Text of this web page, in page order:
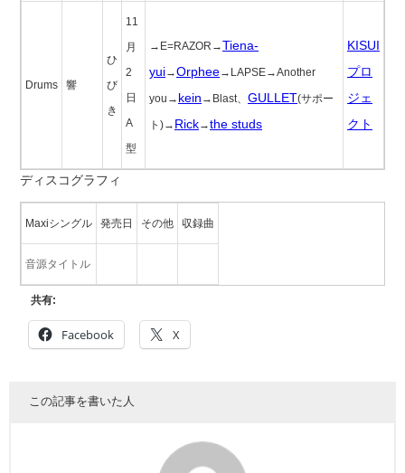
Drums 響
ひ
び
き
11
月
2
日
A
型
→E=RAZOR→Tiena-
yui→Orphee→LAPSE→Another
you→ kein →Blast、 GULLET(サポー
ト)→ Rick→the studs
KISUI
プロ
ジェ
クト
ディスコグラフィ
Maxiシングル 発売日 その他 収録曲
音源タイトル
共有:
Facebook X
この記事を書いた人